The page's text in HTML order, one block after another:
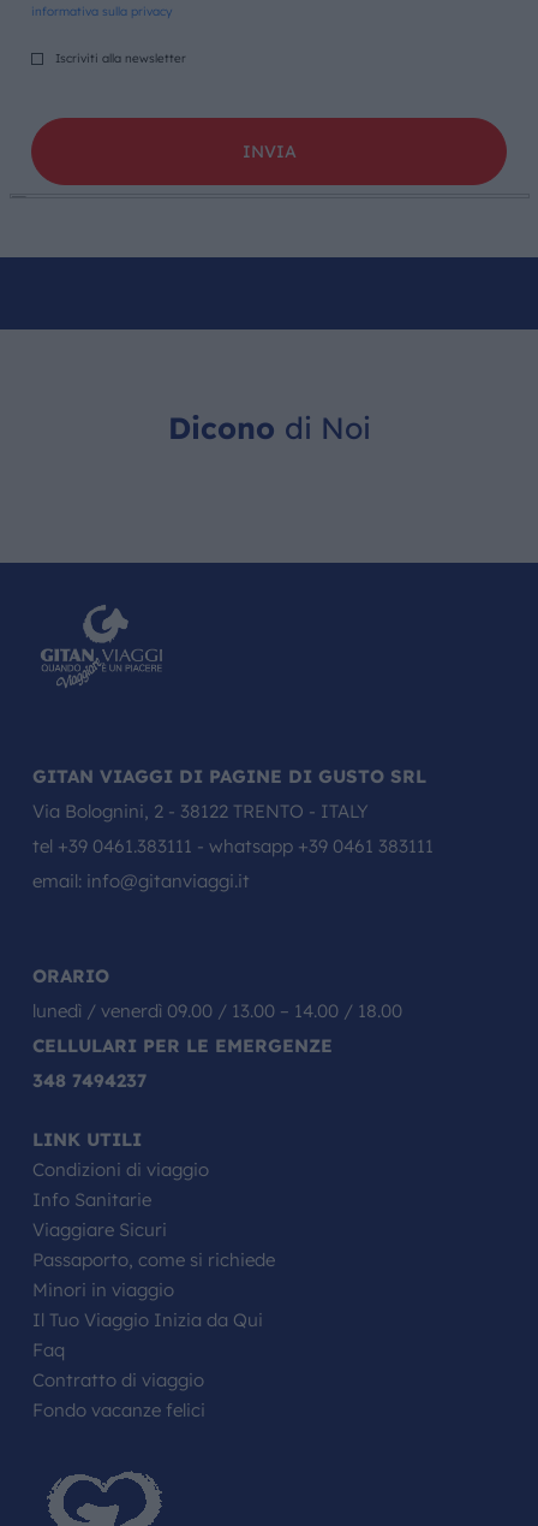
informativa sulla privacy
Iscriviti alla newsletter
Dicono di Noi
GITAN VIAGGI DI PAGINE DI GUSTO SRL
Via Bolognini, 2 - 38122 TRENTO - ITALY
tel +39 0461.383111 - whatsapp +39 0461 383111
email: info@gitanviaggi.it
ORARIO
lunedì / venerdì 09.00 / 13.00 – 14.00 / 18.00
CELLULARI PER LE EMERGENZE
348 7494237
LINK UTILI
Condizioni di viaggio
Info Sanitarie
Viaggiare Sicuri
Passaporto, come si richiede
Minori in viaggio
Il Tuo Viaggio Inizia da Qui
Faq
Contratto di viaggio
Fondo vacanze felici